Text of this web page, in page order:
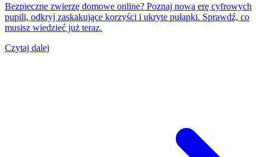
Bezpieczne zwierzę domowe online? Poznaj nową erę cyfrowych
pupili, odkryj zaskakujące korzyści i ukryte pułapki. Sprawdź, co
musisz wiedzieć już teraz.
Czytaj dalej